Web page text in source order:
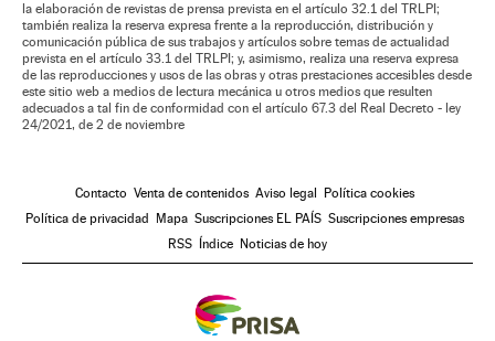
la elaboración de revistas de prensa prevista en el artículo 32.1 del TRLPI;
también realiza la reserva expresa frente a la reproducción, distribución y
comunicación pública de sus trabajos y artículos sobre temas de actualidad
prevista en el artículo 33.1 del TRLPI; y, asimismo, realiza una reserva expresa
de las reproducciones y usos de las obras y otras prestaciones accesibles desde
este sitio web a medios de lectura mecánica u otros medios que resulten
adecuados a tal fin de conformidad con el artículo 67.3 del Real Decreto - ley
24/2021, de 2 de noviembre
Contacto Venta de contenidos Aviso legal Política cookies
Política de privacidad Mapa Suscripciones EL PAÍS Suscripciones empresas
RSS Índice Noticias de hoy